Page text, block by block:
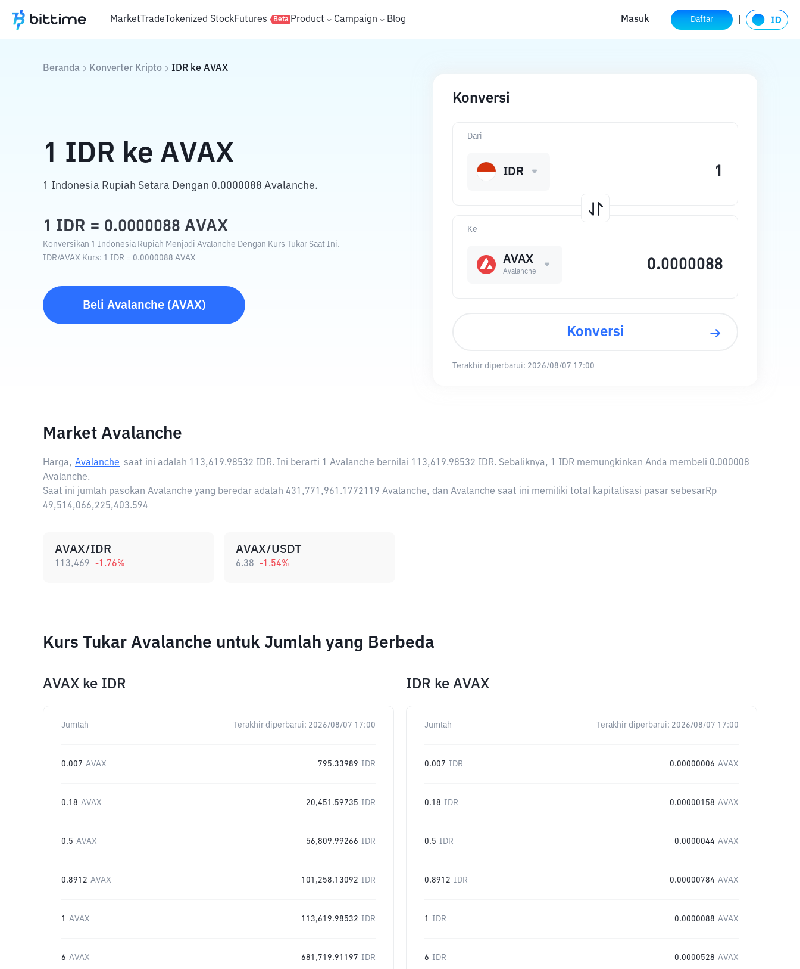
MarketTradeTokenized StockFutures Beta Product Campaign Blog Masuk Daftar
Beranda Konverter Kripto IDR ke AVAX
1 IDR ke AVAX
1 Indonesia Rupiah Setara Dengan 0.0000088 Avalanche.
1 IDR = 0.0000088 AVAX
Konversikan 1 Indonesia Rupiah Menjadi Avalanche Dengan Kurs Tukar Saat Ini.
IDR/AVAX Kurs: 1 IDR = 0.0000088 AVAX
Beli Avalanche(AVAX)
Konversi
Ke
AVAX
Avalanche
Dari
IDR
Konversi
Terakhir diperbarui: 2026/08/07 17:00
Market Avalanche
Harga, Avalanche saat ini adalah 113,619.98532 IDR. Ini berarti 1 Avalanche bernilai 113,619.98532 IDR. Sebaliknya, 1 IDR memungkinkan Anda membeli 0.000008
Avalanche.
Saat ini jumlah pasokan Avalanche yang beredar adalah 431,771,961.1772119 Avalanche, dan Avalanche saat ini memiliki total kapitalisasi pasar sebesarRp
49,514,066,225,403.594
AVAX/IDR
113,469 -1.76%
AVAX/USDT
6.38 -1.54%
Kurs Tukar Avalanche untuk Jumlah yang Berbeda
AVAX ke IDR
Jumlah Terakhir diperbarui: 2026/08/07 17:00
0.007 AVAX 795.33989 IDR
0.18 AVAX 20,451.59735 IDR
0.5 AVAX 56,809.99266 IDR
0.8912 AVAX 101,258.13092 IDR
1 AVAX 113,619.98532 IDR
6 AVAX 681,719.91197 IDR
IDR ke AVAX
Jumlah Terakhir diperbarui: 2026/08/07 17:00
0.007 IDR 0.00000006 AVAX
0.18 IDR 0.00000158 AVAX
0.5 IDR 0.0000044 AVAX
0.8912 IDR 0.00000784 AVAX
1 IDR 0.0000088 AVAX
6 IDR 0.0000528 AVAX